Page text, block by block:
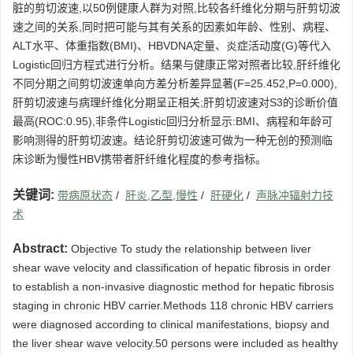
脏的剪切波速,以50例健康人群为对照,比较各纤维化分期与肝剪切波
速之间的关系,同时把可能与其有关系的因素如年龄、性别、病程、
ALT水平、体重指数(BMI)、HBVDNA定量、炎症活动度(G)等代入
Logistic回归方程式进行分析。结果与健康正常对照者比较,肝纤维化
不同分期之间剪切波速单向方差分析差异显著(F=25.452,P=0.000),
肝剪切波速与病理纤维化分期呈正相关;肝剪切波速对S3的诊断价值
最高(ROC:0.95),非条件Logistic回归分析显示:BMI、病程和年龄可
影响测得的肝剪切波速。结论肝剪切波速可做为一种无创的预测临
床诊断为慢性HBV携带者肝纤维化程度的参考指标。
关键词: 带病原状态 / 肝炎,乙型,慢性 / 肝硬化 / 声脉冲辐射力技
术
Abstract: Objective To study the relationship between liver
shear wave velocity and classification of hepatic fibrosis in order
to establish a non-invasive diagnostic method for hepatic fibrosis
staging in chronic HBV carrier.Methods 118 chronic HBV carriers
were diagnosed according to clinical manifestations, biopsy and
the liver shear wave velocity.50 persons were included as healthy